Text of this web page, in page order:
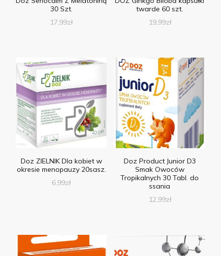
30 Szt.
17,99zł
twarde 60 szt.
19,99zł
Doz ZIELNIK Dla kobiet w
okresie menopauzy 20sasz.
6,99zł
Doz Product Junior D3
Smak Owoców
Tropikalnych 30 Tabl. do
ssania
12,99zł